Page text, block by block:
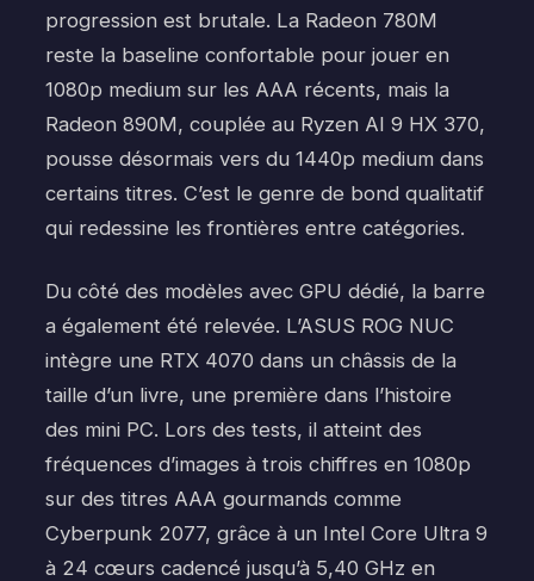
progression est brutale. La Radeon 780M
reste la baseline confortable pour jouer en
1080p medium sur les AAA récents, mais la
Radeon 890M, couplée au Ryzen AI 9 HX 370,
pousse désormais vers du 1440p medium dans
certains titres. C’est le genre de bond qualitatif
qui redessine les frontières entre catégories.
Du côté des modèles avec GPU dédié, la barre
a également été relevée. L’ASUS ROG NUC
intègre une RTX 4070 dans un châssis de la
taille d’un livre, une première dans l’histoire
des mini PC. Lors des tests, il atteint des
fréquences d’images à trois chiffres en 1080p
sur des titres AAA gourmands comme
Cyberpunk 2077, grâce à un Intel Core Ultra 9
à 24 cœurs cadencé jusqu’à 5,40 GHz en